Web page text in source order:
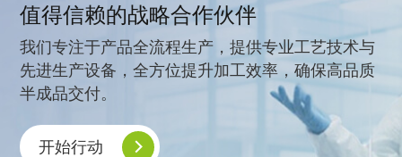
值得信赖的战略合作伙伴
我们专注于产品全流程生产，提供专业工艺技术与
先进生产设备，全方位提升加工效率，确保高品质
半成品交付。
开始行动